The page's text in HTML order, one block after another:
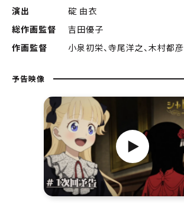
演出
碇 由衣
総作画監督
吉田優子
作画監督
小泉初栄、寺尾洋之、木村都彦
予告映像